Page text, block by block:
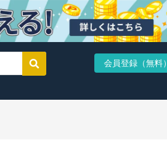
会員登録（無料）